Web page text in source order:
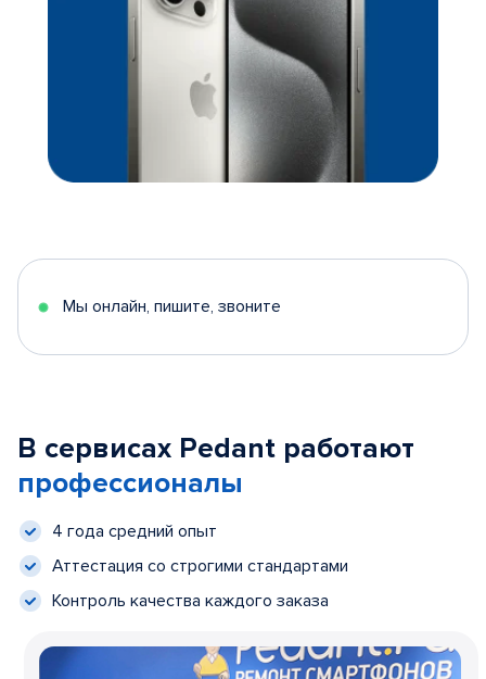
Мы онлайн, пишите, звоните
В сервисах Pedant работают
профессионалы
4 года средний опыт
Аттестация со строгими стандартами
Контроль качества каждого заказа